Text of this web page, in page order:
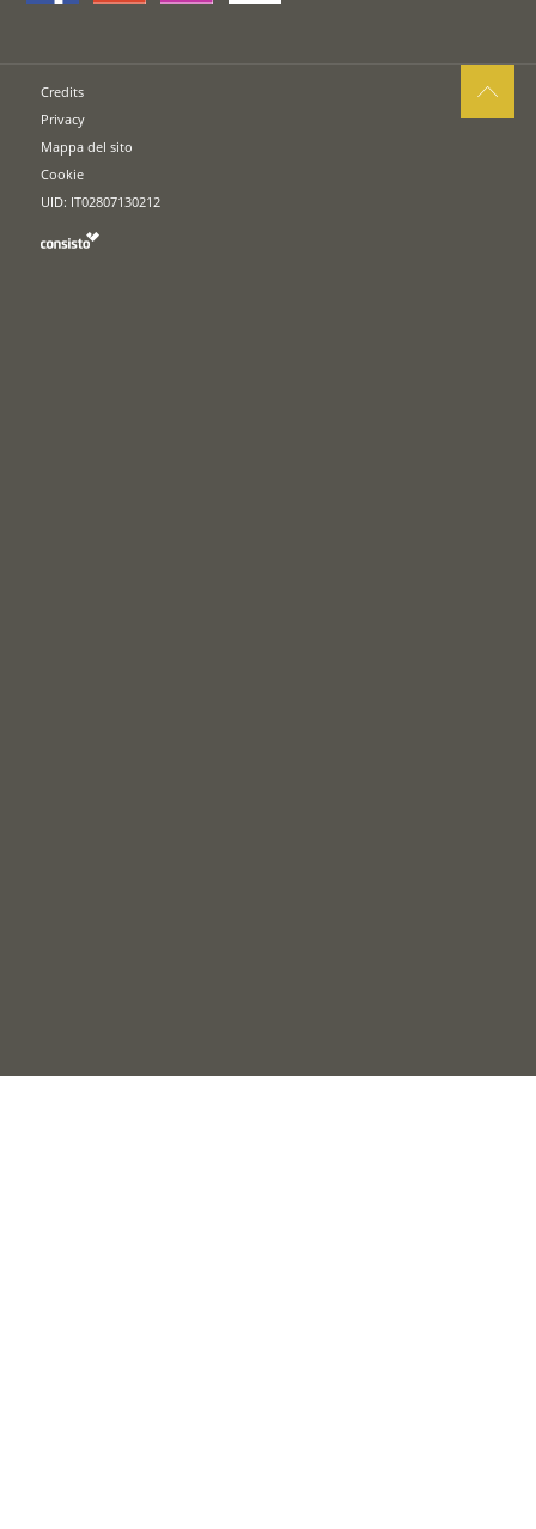
Credits
Privacy
Mappa del sito
Cookie
UID: IT02807130212